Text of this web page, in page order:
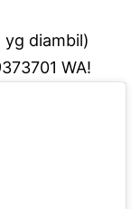
diambil)
WA!